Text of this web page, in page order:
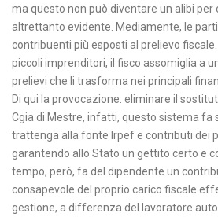
ma questo non può diventare un alibi per
altrettanto evidente. Mediamente, le
contribuenti più esposti al prelievo
piccoli imprenditori, il fisco assomiglia a
prelievi che li trasforma nei principali
Di qui la provocazione: eliminare il
Cgia di Mestre, infatti, questo sistema fa
trattenga alla fonte Irpef e contributi dei
garantendo allo Stato un gettito certo e
tempo, però, fa del dipendente un
consapevole del proprio carico fiscale
gestione, a differenza del lavoratore